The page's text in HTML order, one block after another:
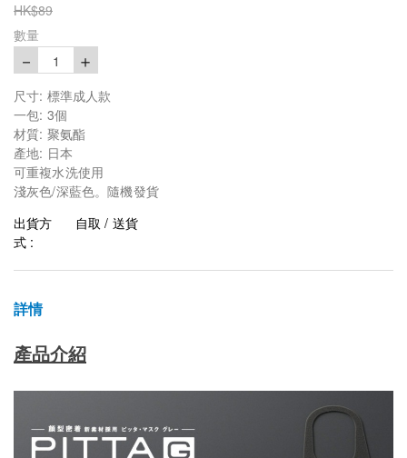
HK$89
數量
－ 1 ＋
尺寸: 標準成人款
一包: 3個
材質: 聚氨酯
產地: 日本
可重複水洗使用
淺灰色/深藍色。隨機發貨
出貨方
式 :
自取 / 送貨
詳情
產品介紹